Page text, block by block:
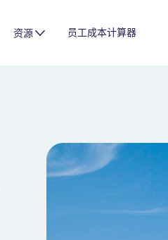
资源 员工成本计算器